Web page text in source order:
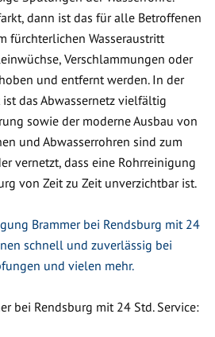
dann ist das für alle Betroffenen
fürchterlichen Wasseraustritt
Verschlammungen oder
und entfernt werden. In der
das Abwassernetz vielfältig
sowie der moderne Ausbau von
und Abwasserrohren sind zum
vernetzt, dass eine Rohrreinigung
von Zeit zu Zeit unverzichtbar ist.
Brammer bei Rendsburg mit 24
schnell und zuverlässig bei
und vielen mehr.
bei Rendsburg mit 24 Std. Service: